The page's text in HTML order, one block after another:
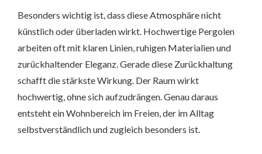
Besonders wichtig ist, dass diese Atmosphäre nicht
künstlich oder überladen wirkt. Hochwertige Pergolen
arbeiten oft mit klaren Linien, ruhigen Materialien und
zurückhaltender Eleganz. Gerade diese Zurückhaltung
schafft die stärkste Wirkung. Der Raum wirkt
hochwertig, ohne sich aufzudrängen. Genau daraus
entsteht ein Wohnbereich im Freien, der im Alltag
selbstverständlich und zugleich besonders ist.